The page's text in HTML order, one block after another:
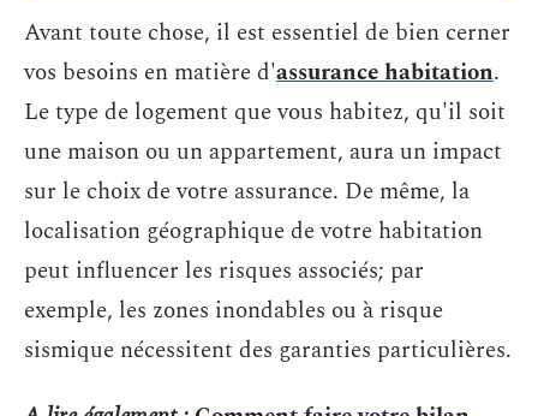
Avant toute chose, il est essentiel de bien cerner
vos besoins en matière d'assurance habitation.
Le type de logement que vous habitez, qu'il soit
une maison ou un appartement, aura un impact
sur le choix de votre assurance. De même, la
localisation géographique de votre habitation
peut influencer les risques associés; par
exemple, les zones inondables ou à risque
sismique nécessitent des garanties particulières.